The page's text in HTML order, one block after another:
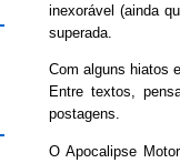
inexorável (ainda
superada.
Com alguns hiatos
Entre textos,
postagens.
O Apocalipse